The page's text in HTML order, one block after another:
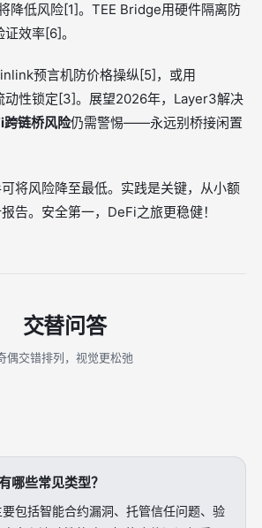
降低风险[1]。TEE Bridge用硬件隔离防
效率[6]。
预言机防价格操纵[5]，或用
动性锁定[3]。展望2026年，Layer3解决
跨链桥风险仍需警惕——永远别桥接闲置
将风险降至最低。实践是关键，从小额
告。安全第一，DeFi之旅更稳健！
交替问答
偶交错排列，视觉更松弛
哪些常见类型？
包括智能合约漏洞、托管信任问题、验